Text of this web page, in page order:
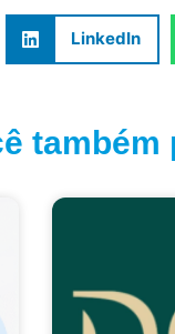
LinkedIn
também